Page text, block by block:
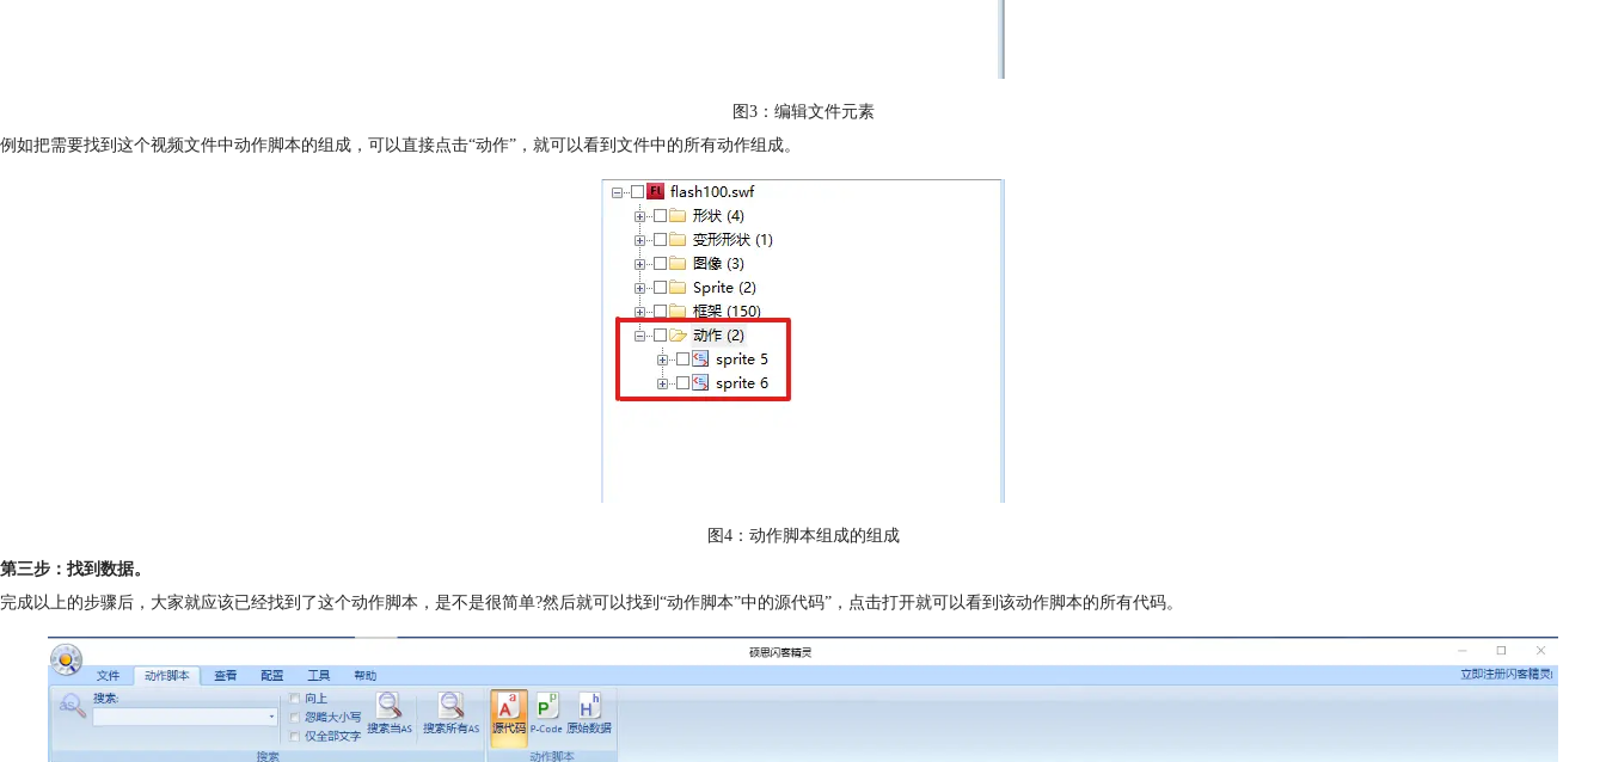
图3：编辑文件元素
例如把需要找到这个视频文件中动作脚本的组成，可以直接点击“动作”，就可以看到文件中的所有动作组成。
图4：动作脚本组成的组成
第三步：找到数据。
完成以上的步骤后，大家就应该已经找到了这个动作脚本，是不是很简单?然后就可以找到“动作脚本”中的源代码”，点击打开就可以看到该动作脚本的所有代码。